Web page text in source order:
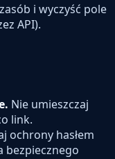
i wyczyść pole
API).
Nie umieszczaj
link.
ochrony hasłem
bezpiecznego